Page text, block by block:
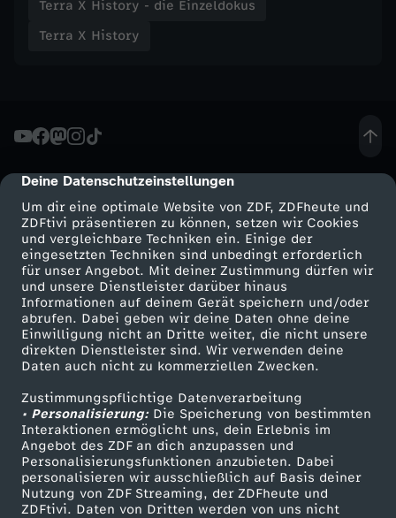
cmp-dialog-description
Deine Datenschutzeinstellungen
Um dir eine optimale Website von ZDF, ZDFheute und
ZDFtivi präsentieren zu können, setzen wir Cookies
und vergleichbare Techniken ein. Einige der
eingesetzten Techniken sind unbedingt erforderlich
für unser Angebot. Mit deiner Zustimmung dürfen wir
und unsere Dienstleister darüber hinaus
Informationen auf deinem Gerät speichern und/oder
abrufen. Dabei geben wir deine Daten ohne deine
Einwilligung nicht an Dritte weiter, die nicht unsere
direkten Dienstleister sind. Wir verwenden deine
Daten auch nicht zu kommerziellen Zwecken.
Zustimmungspflichtige Datenverarbeitung
• Personalisierung:Die Speicherung von bestimmten
Interaktionen ermöglicht uns, dein Erlebnis im
Angebot des ZDF an dich anzupassen und
Personalisierungsfunktionen anzubieten. Dabei
personalisieren wir ausschließlich auf Basis deiner
Nutzung von ZDF Streaming, der ZDFheute und
ZDFtivi. Daten von Dritten werden von uns nicht
z
i
e
d
r
e
i
s
t
Terra X History - die Einzeldokus
Terra X History
Mehr ZDF
ZDF-Apps
Smart TV
ZDFtext
Livestreams
Sendungen A-Z
TV-Programm
Service
ZDFmitreden
Kontakt zum ZDF
Tickets
Zuschauerservice
Hilfe